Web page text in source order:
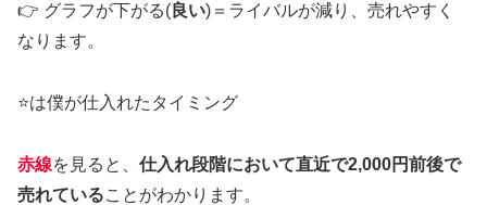
👉 グラフが下がる( 良い)＝ライバルが減り、売れやすく
なります。
⭐は僕が仕入れたタイミング
赤線を見ると、 仕入れ段階において直近で2,000円前後で
売れていることがわかります。